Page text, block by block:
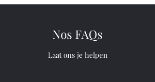
Nos FAQs
Laat ons je helpen